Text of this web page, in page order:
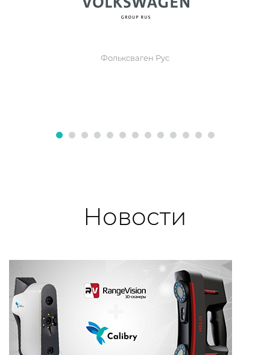
Фольксваген Рус
Новости